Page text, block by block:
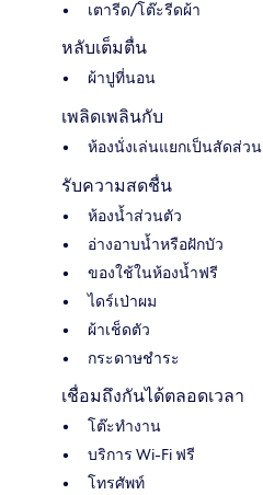
เตารีด/โต๊ะรีดผ้า
หลับเต็มตื่น
ผ้าปูที่นอน
เพลิดเพลินกับ
ห้องนั่งเล่นแยกเป็นสัดส่วน
รับความสดชื่น
ห้องน้ำส่วนตัว
อ่างอาบน้ำหรือฝักบัว
ของใช้ในห้องน้ำฟรี
ไดร์เป่าผม
ผ้าเช็ดตัว
กระดาษชำระ
เชื่อมถึงกันได้ตลอดเวลา
โต๊ะทำงาน
บริการ Wi-Fi ฟรี
โทรศัพท์